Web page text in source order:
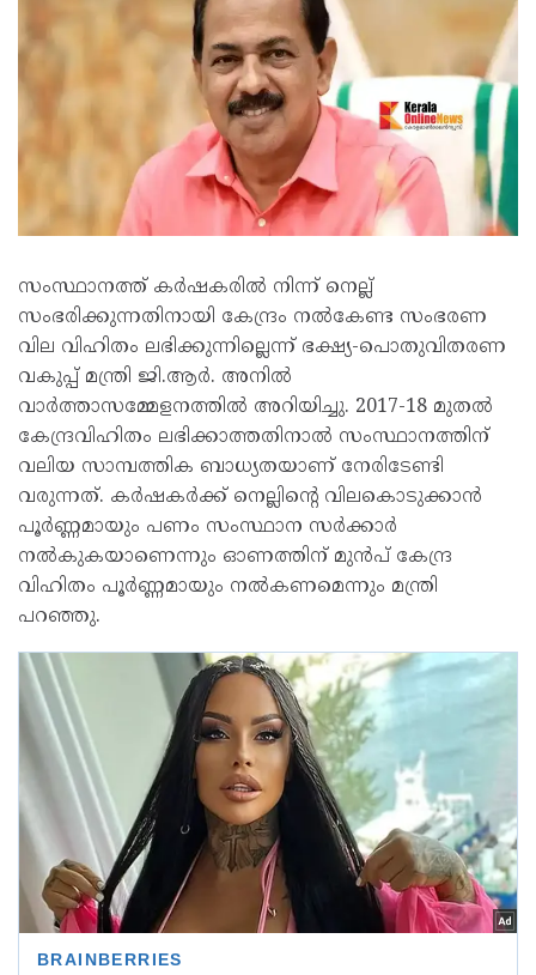
സംസ്ഥാനത്ത് കർഷകരിൽ നിന്ന് നെല്ല്
സംഭരിക്കുന്നതിനായി കേന്ദ്രം നൽകേണ്ട സംഭരണ
വില വിഹിതം ലഭിക്കുന്നില്ലെന്ന് ഭക്ഷ്യ-പൊതുവിതരണ
വകുപ്പ് മന്ത്രി ജി.ആർ. അനിൽ
വാർത്താസമ്മേളനത്തിൽ അറിയിച്ചു. 2017-18 മുതൽ
കേന്ദ്രവിഹിതം ലഭിക്കാത്തതിനാൽ സംസ്ഥാനത്തിന്
വലിയ സാമ്പത്തിക ബാധ്യതയാണ് നേരിടേണ്ടി
വരുന്നത്. കർഷകർക്ക് നെല്ലിന്റെ വിലകൊടുക്കാൻ
പൂർണ്ണമായും പണം സംസ്ഥാന സർക്കാർ
നൽകുകയാണെന്നും ഓണത്തിന് മുൻപ് കേന്ദ്ര
വിഹിതം പൂർണ്ണമായും നൽകണമെന്നും മന്ത്രി
പറഞ്ഞു.